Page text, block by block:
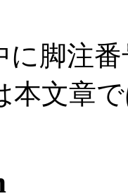
に脚注
本文章